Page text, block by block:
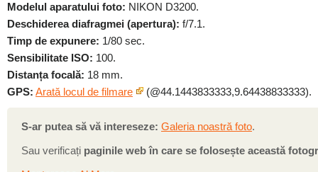
Modelul aparatului foto: NIKON D3200.
Deschiderea diafragmei (apertura): f/7.1.
Timp de expunere: 1/80 sec.
Sensibilitate ISO: 100.
Distanța focală: 18 mm.
GPS: Arată locul de filmare (@44.1443833333,9.64438833333).
S-ar putea să vă intereseze: Galeria noastră foto.
Sau verificați paginile web în care se folosește această